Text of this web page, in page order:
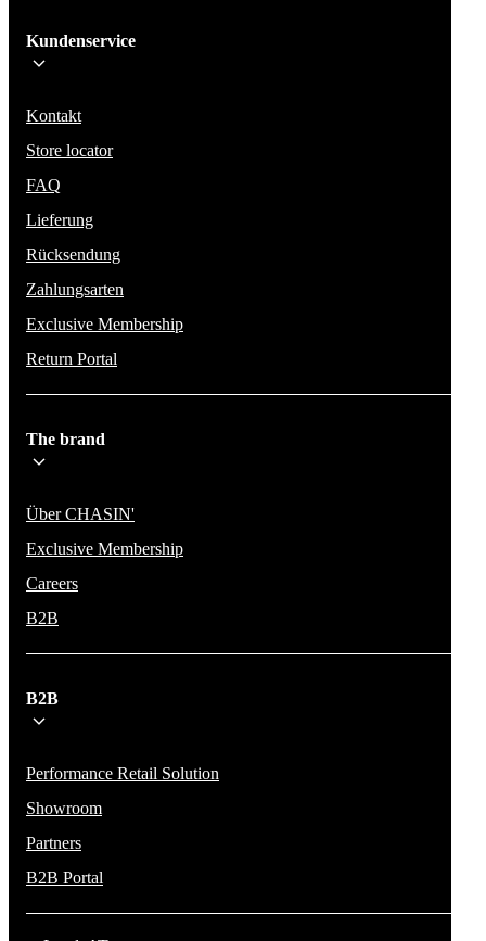
Bleib auf dem Laufenden über die neuesten Nachrichten, Kampagnen
Aktionen. Wir geben deine E-Mail-Adresse nicht weiter und versenden
Kundenservice
Kontakt
Store locator
FAQ
Lieferung
Rücksendung
Zahlungsarten
Exclusive Membership
Return Portal
The brand
Über CHASIN'
Exclusive Membership
Careers
B2B
B2B
Performance Retail Solution
Showroom
Partners
B2B Portal